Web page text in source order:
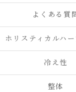
よくある質
ホリスティカルハー
冷え性
整体